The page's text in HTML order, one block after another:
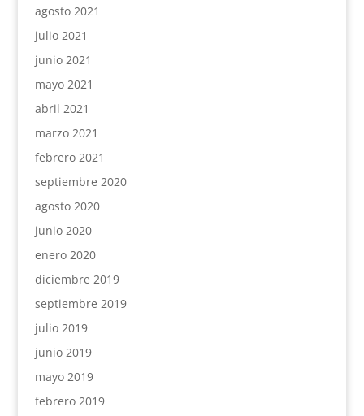
agosto 2021
julio 2021
junio 2021
mayo 2021
abril 2021
marzo 2021
febrero 2021
septiembre 2020
agosto 2020
junio 2020
enero 2020
diciembre 2019
septiembre 2019
julio 2019
junio 2019
mayo 2019
febrero 2019